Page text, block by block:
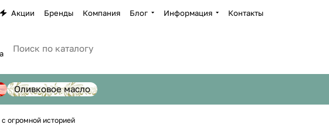
Акции Бренды Компания Блог Информация Контакты
Оливковое масло
огромной историей